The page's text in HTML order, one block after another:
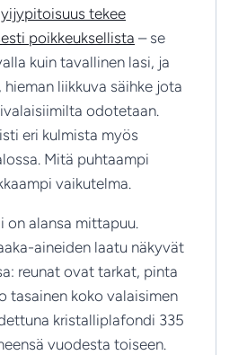
tekee
poikkeuksellista – se
kuin tavallinen lasi, ja
liikkuva säihke jota
odotetaan.
eri kulmista myös
Mitä puhtaampi
vaikutelma.
on alansa mittapuu.
aineiden laatu näkyvät
reunat ovat tarkat, pinta
tasainen koko valaisimen
kristalliplafondi 335
vuodesta toiseen.